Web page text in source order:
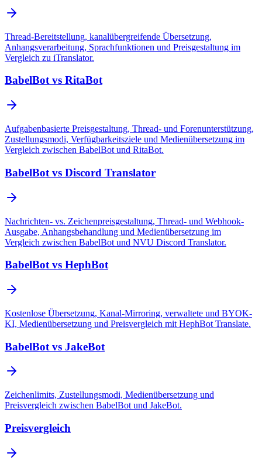
Thread-Bereitstellung, kanalübergreifende Übersetzung,
Anhangsverarbeitung, Sprachfunktionen und Preisgestaltung im
Vergleich zu iTranslator.
BabelBot vs RitaBot
Aufgabenbasierte Preisgestaltung, Thread- und Forenunterstützung,
Zustellungsmodi, Verfügbarkeitsziele und Medienübersetzung im
Vergleich zwischen BabelBot und RitaBot.
BabelBot vs Discord Translator
Nachrichten- vs. Zeichenpreisgestaltung, Thread- und Webhook-
Ausgabe, Anhangsbehandlung und Medienübersetzung im
Vergleich zwischen BabelBot und NVU Discord Translator.
BabelBot vs HephBot
Kostenlose Übersetzung, Kanal-Mirroring, verwaltete und BYOK-
KI, Medienübersetzung und Preisvergleich mit HephBot Translate.
BabelBot vs JakeBot
Zeichenlimits, Zustellungsmodi, Medienübersetzung und
Preisvergleich zwischen BabelBot und JakeBot.
Preisvergleich